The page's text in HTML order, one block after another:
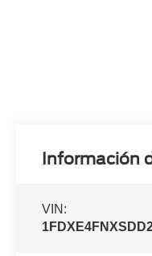
Información
VIN: